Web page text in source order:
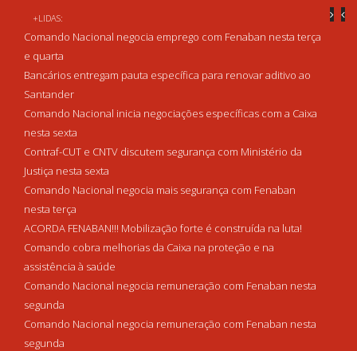
+LIDAS:
Comando Nacional negocia emprego com Fenaban nesta terça
e quarta
Bancários entregam pauta específica para renovar aditivo ao
Santander
Comando Nacional inicia negociações específicas com a Caixa
nesta sexta
Contraf-CUT e CNTV discutem segurança com Ministério da
Justiça nesta sexta
Comando Nacional negocia mais segurança com Fenaban
nesta terça
ACORDA FENABAN!!! Mobilização forte é construída na luta!
Comando cobra melhorias da Caixa na proteção e na
assistência à saúde
Comando Nacional negocia remuneração com Fenaban nesta
segunda
Comando Nacional negocia remuneração com Fenaban nesta
segunda